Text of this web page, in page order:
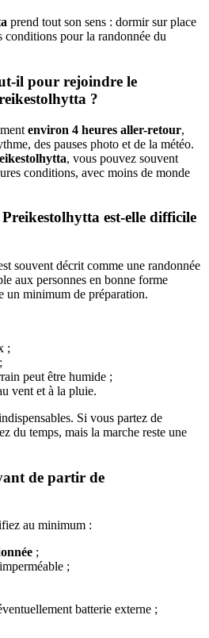
prend tout son sens : dormir sur place
conditions pour la randonnée du
il pour rejoindre le
?
environ 4 heures aller-retour,
des pauses photo et de la météo.
, vous pouvez souvent
conditions, avec moins de monde
est-elle difficile
souvent décrit comme une randonnée
aux personnes en bonne forme
un minimum de préparation.
;
peut être humide ;
vent et à la pluie.
Si vous partez de
du temps, mais la marche reste une
de partir de
au minimum :
;
;
batterie externe ;